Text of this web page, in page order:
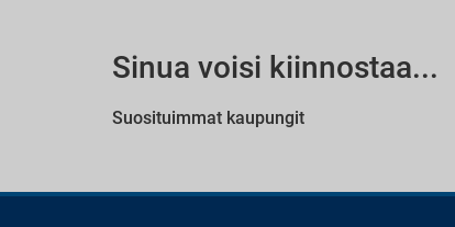
Sinua voisi kiinnostaa...
Suosituimmat kaupungit